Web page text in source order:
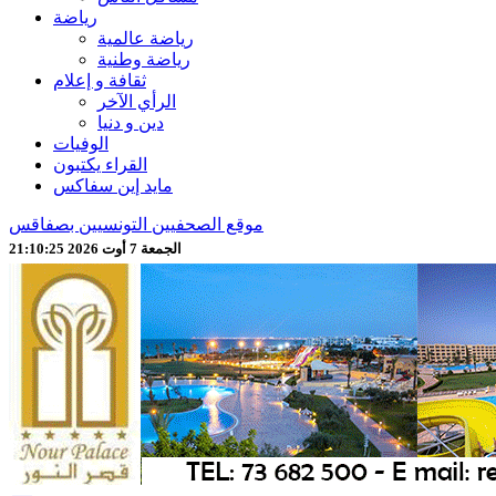
رياضة
رياضة عالمية
رياضة وطنية
ثقافة و إعلام
الرأي الآخر
دين و دنيا
الوفيات
القراء يكتبون
مايد إين سفاكس
موقع الصحفيين التونسيين بصفاقس
الجمعة 7 أوت 2026 21:10:28